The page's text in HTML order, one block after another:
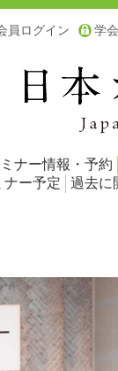
学
員ログイン
ナー情報・予約
ナー予定 過去に